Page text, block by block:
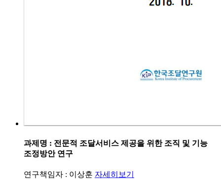
과제명 : 전문적 조달서비스 제공을 위한 조직 및 기능
조정방안 연구
연구책임자 : 이상훈 자세히보기